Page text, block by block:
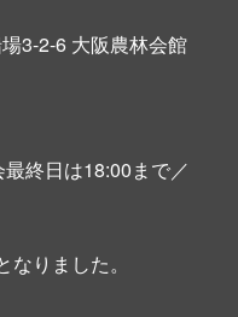
3-2-6 大阪農林会館
終日は18:00まで／
りました。